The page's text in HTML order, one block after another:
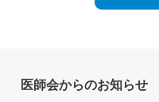
医師会からのお知らせ